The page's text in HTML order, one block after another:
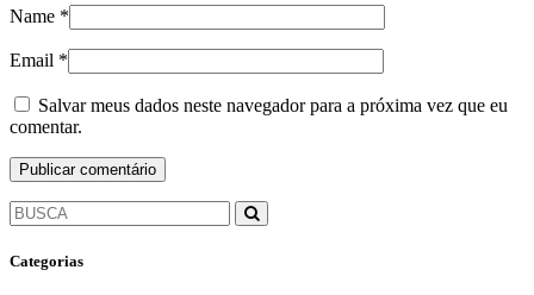
Name *
Email *
Salvar meus dados neste navegador para a próxima vez que eu
comentar.
Categorias